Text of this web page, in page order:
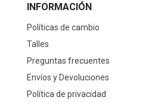
INFORMACIÓN
Políticas de cambio
Talles
Preguntas frecuentes
Envíos y Devoluciones
Política de privacidad